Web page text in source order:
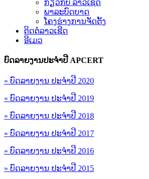
ກ່ຽວກັບ ລາວເຊີດ
ພາລະບົດບາດ
ໂຄງຮ່າງການຈັດຕັ້ງ
ຕິດຕໍ່ລາວເຊີດ
ອີເມວ
ບົດລາຍງານປະຈຳປີ APCERT
» ບົດລາຍງານ ປະຈຳປີ 2020
» ບົດລາຍງານ ປະຈຳປີ 2019
» ບົດລາຍງານ ປະຈຳປີ 2018
» ບົດລາຍງານ ປະຈຳປີ 2017
» ບົດລາຍງານ ປະຈຳປີ 2016
» ບົດລາຍງານ ປະຈຳປີ 2015